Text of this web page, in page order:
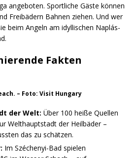
angeboten. Sportliche Gäste können
Freibädern Bahnen ziehen. Und wer
beim Angeln am idyllischen Naplás-
Fakten
– Foto: Visit Hungary
der Welt: Über 100 heiße Quellen
Welthauptstadt der Heilbäder –
das zu schätzen.
Im Széchenyi-Bad spielen